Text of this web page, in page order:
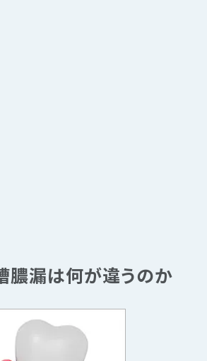
膿漏は何が違うのか